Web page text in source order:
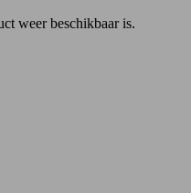
weer beschikbaar is.